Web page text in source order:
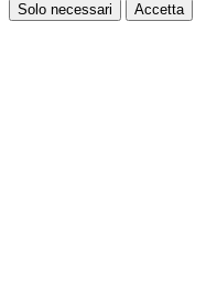
Solo necessari Accetta